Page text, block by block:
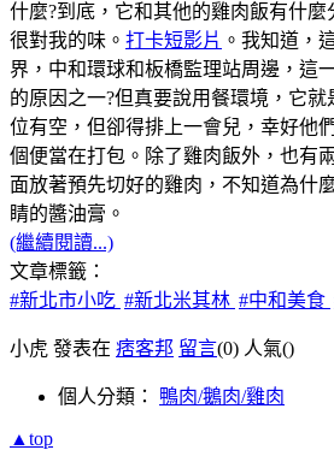
什麼?到底，它和其他的雞肉飯有什
很對我的味。 打卡短影片 。我知道，
界，中和環球和板橋監理站周邊，這
的原因之一?但真要說用餐環境，它
位有空，但卻得排上一會兒，幸好他
個便當在打包。除了雞肉飯外，也有
面放著預先切好的雞肉，不知道為什
睛的醬油膏。
(繼續閱讀...)
文章標籤：
#新北市小吃 #新北米其林 #中和美食
小虎 發表在 痞客邦 留言(0) 人氣()
個人分類： 鴨肉/鵝肉/雞肉
▲top